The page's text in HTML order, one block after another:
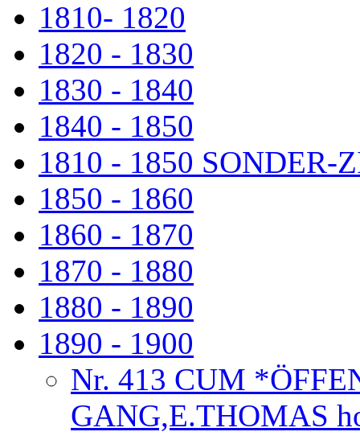
1810- 1820
1820 - 1830
1830 - 1840
1840 - 1850
1810 - 1850 SONDER-
1850 - 1860
1860 - 1870
1870 - 1880
1880 - 1890
1890 - 1900
Nr. 413 CUM
GANG,E.THOMAS